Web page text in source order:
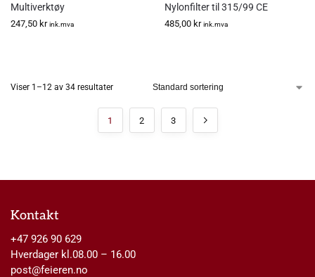
Multiverktøy
247,50 kr ink.mva
Nylonfilter til 315/99 CE
485,00 kr ink.mva
Viser 1–12 av 34 resultater
1 2 3
Kontakt
+47 926 90 629
Hverdager kl.08.00 – 16.00
post@feieren.no